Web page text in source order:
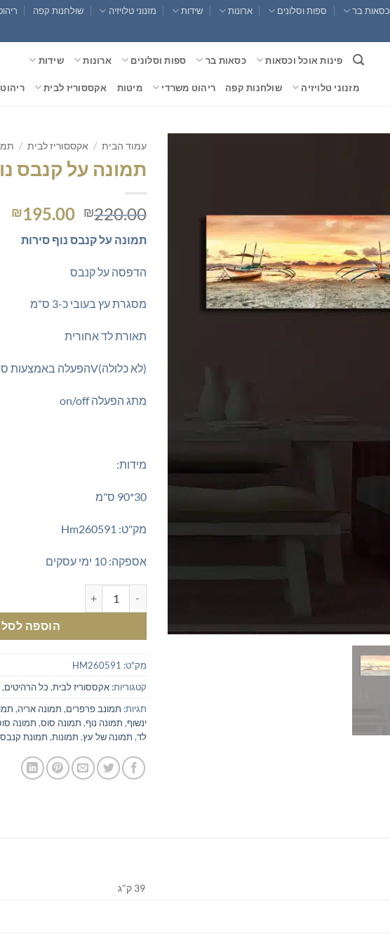
כסאות בר ספות וסלונים ארונות שידות מזנוני טלויזיה שולחנות קפה
פינות אוכל וכסאות כסאות בר ספות וסלונים ארונות שידות
מזנוני טלויזיה שולחנות קפה ריהוט משרדי מיטות אקססוריז לבית ריהוט
עמוד הבית / אקססוריז לבית /
תמונה על קנבס
₪220.00
המחיר
היה:
₪195.00
תמונה על קנבס נוף סירות
הדפסה על קנבס
מסגרת עץ בעובי כ-3 ס"מ
תאורת לד אחורית
(לא כלולה)Vהפעלה באמצעות סוללת 9
מתג הפעלה on/off
מידות:
30*90 ס"מ
מק"ט: Hm260591
אספקה: 10 ימי עסקים
הוספה לסל
מק"ט: HM260591
קטגוריות: אקססוריז לבית, כל הרהיטים,
תגיות: תמונב פרפרים, תמונה אריה,
ינשוף, תמונה נוף, תמונה סוס, תמונה
לד, תמונה של עץ, תמונות, תמונת קנבס
39 ק"ג